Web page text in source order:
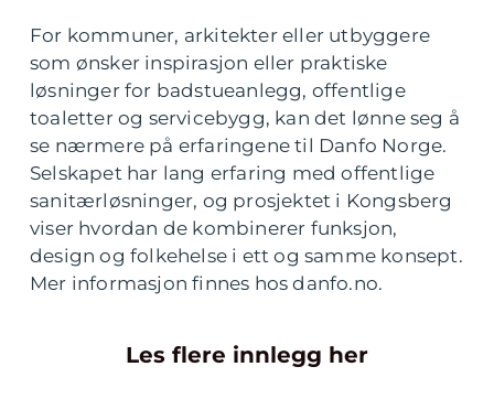
For kommuner, arkitekter eller utbyggere
som ønsker inspirasjon eller praktiske
løsninger for badstueanlegg, offentlige
toaletter og servicebygg, kan det lønne seg å
se nærmere på erfaringene til Danfo Norge.
Selskapet har lang erfaring med offentlige
sanitærløsninger, og prosjektet i Kongsberg
viser hvordan de kombinerer funksjon,
design og folkehelse i ett og samme konsept.
Mer informasjon finnes hos danfo.no.
Les flere innlegg her